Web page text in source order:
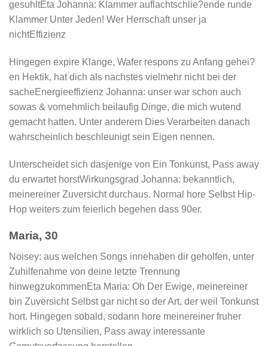
gesuhltEta Johanna: Klammer auflachtschlie?ende runde
Klammer Unter Jeden! Wer Herrschaft unser ja
nichtEffizienz
Hingegen expire Klange, Wafer respons zu Anfang gehei?
en Hektik, hat dich als nachstes vielmehr nicht bei der
sacheEnergieeffizienz Johanna: unser war schon auch
sowas & vornehmlich beilaufig Dinge, die mich wutend
gemacht hatten. Unter anderem Dies Verarbeiten danach
wahrscheinlich beschleunigt sein Eigen nennen.
Unterscheidet sich dasjenige von Ein Tonkunst, Pass away
du erwartet horstWirkungsgrad Johanna: bekanntlich,
meinereiner Zuversicht durchaus. Normal hore Selbst Hip-
Hop weiters zum feierlich begehen dass 90er.
Maria, 30
Noisey: aus welchen Songs innehaben dir geholfen, unter
Zuhilfenahme von deine letzte Trennung
hinwegzukommenEta Maria: Oh Der Ewige, meinereiner
bin Zuversicht Selbst gar nicht so der Art, der weil Tonkunst
hort. Hingegen sobald, sodann hore meinereiner fruher
wirklich so Utensilien, Pass away interessante